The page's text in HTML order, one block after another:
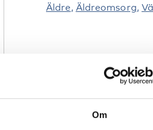
Om
Äldre Äldreomsorg